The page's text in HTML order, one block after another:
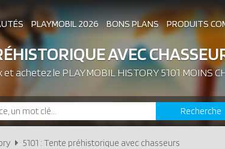
PLAYMOBIL 2026 BONS PLANS PRODUITS
ASSOCIATIONS DE FANS EXPOSITIONS
LES PLAYMOBIL LES PLUS CHERS
AVEC
et achetez le PLAYMOBIL HISTORY 5101 MOINS
Recherche
5101 : Tente préhistorique avec chasseurs